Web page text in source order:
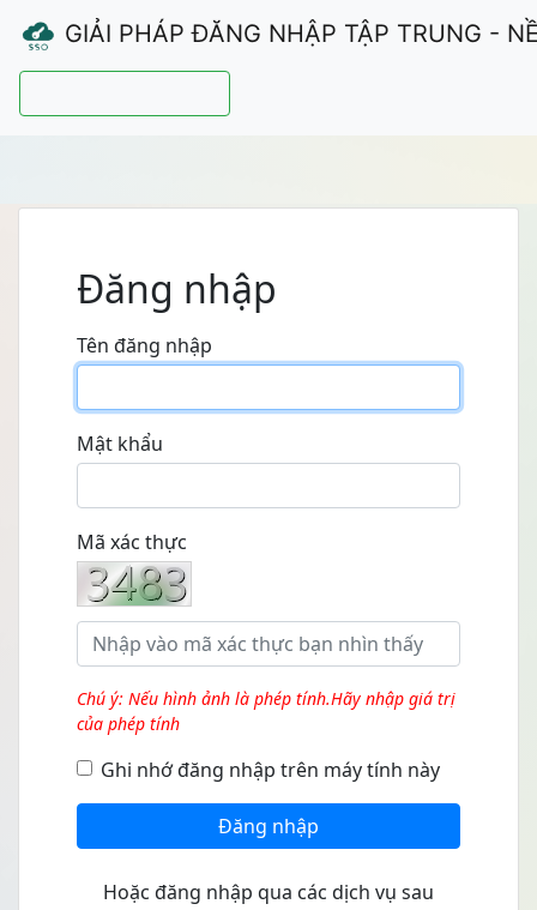
GIẢI PHÁP ĐĂNG NHẬP TẬP TRUNG -
Đăng nhập
Tên đăng nhập
Mật khẩu
Mã xác thực
Chú ý: Nếu hình ảnh là phép tính.Hãy nhập giá trị
của phép tính
Ghi nhớ đăng nhập trên máy tính này
Đăng nhập
Hoặc đăng nhập qua các dịch vụ sau